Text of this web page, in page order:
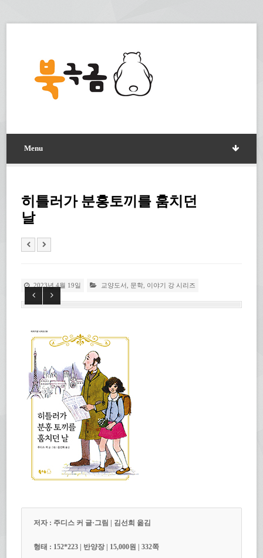
Menu
히틀러가 분홍토끼를 훔치던
날
2023년 4월 19일 교양도서 문학 이야기 강 시리즈
저자 : 주디스 커 글·그림 | 김선희 옮김
형태 : 152*223 | 반양장 | 15,000원 | 332쪽